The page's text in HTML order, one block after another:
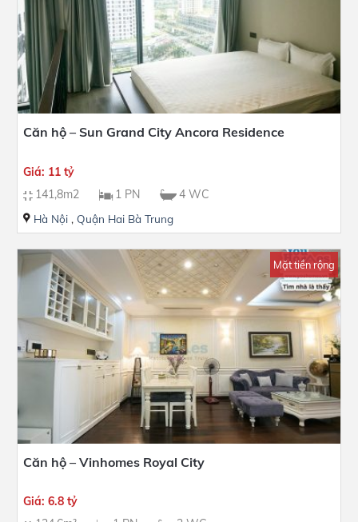
Căn hộ – Sun Grand City Ancora Residence
Giá: 11 tỷ
141,8m2
1 PN 4 WC
Hà Nội, Quận Hai Bà Trung
Mặt tiền rộng
Căn hộ – Vinhomes Royal City
Giá: 6.8 tỷ